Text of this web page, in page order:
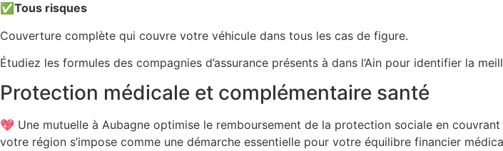
✅Tous risques
Couverture complète qui couvre votre véhicule dans tous les cas de figure.
Étudiez les formules des compagnies d’assurance présents à dans l’Ain pour identifier la
Protection médicale et complémentaire santé
💖 Une mutuelle à Aubagne optimise le remboursement de la protection sociale en
votre région s’impose comme une démarche essentielle pour votre équilibre financier